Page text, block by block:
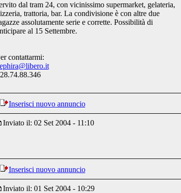
dal tram 24, con vicinissimo supermarket, gelateria,
trattoria, bar. La condivisione è con altre due
assolutamente serie e corrette. Possibilità di
al 15 Settembre.
contattarmi:
Inserisci nuovo annuncio
Inviato il: 02 Set 2004 - 11:10
Inserisci nuovo annuncio
Inviato il: 01 Set 2004 - 10:29